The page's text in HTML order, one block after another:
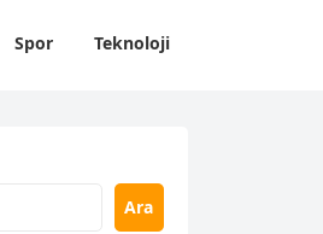
Spor Teknoloji
Ara